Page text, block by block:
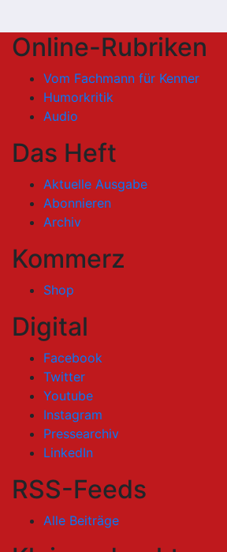
Online-Rubriken
Vom Fachmann für Kenner
Humorkritik
Audio
Das Heft
Aktuelle Ausgabe
Abonnieren
Archiv
Kommerz
Shop
Digital
Facebook
Twitter
Youtube
Instagram
Pressearchiv
LinkedIn
RSS-Feeds
Alle Beiträge